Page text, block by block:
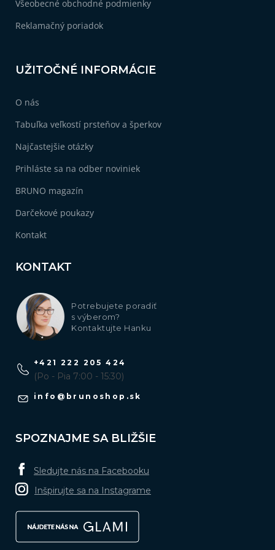
Všeobecné obchodné podmienky
Reklamačný poriadok
UŽITOČNÉ INFORMÁCIE
O nás
Tabuľka veľkostí prsteňov a šperkov
Najčastejšie otázky
Prihláste sa na odber noviniek
BRUNO magazín
Darčekové poukazy
Kontakt
KONTAKT
Potrebujete poradiť
s výberom?
Kontaktujte Hanku
info @ brunoshop.sk
+421 222 205 424
(Po - Pia 7:00 - 15:30)
SPOZNAJME SA BLIŽŠIE
Sledujte nás na Facebooku
Inšpirujte sa na Instagrame